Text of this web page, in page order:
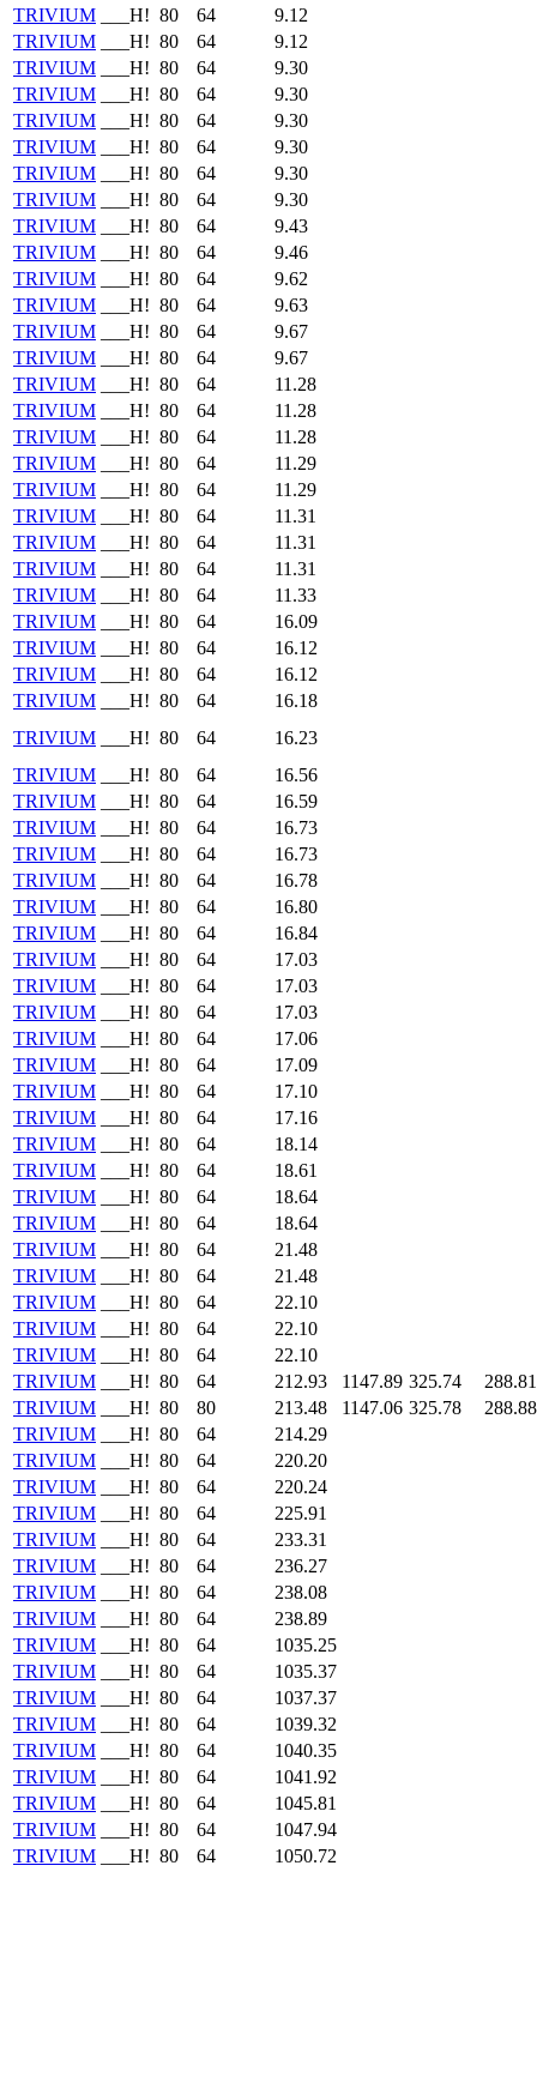
TRIVIUM
___H! 80 64
9.12
TRIVIUM
___H! 80 64
9.12
TRIVIUM
___H! 80 64
9.30
TRIVIUM
___H! 80 64
9.30
TRIVIUM
___H! 80 64
9.30
TRIVIUM
___H! 80 64
9.30
TRIVIUM
___H! 80 64
9.30
TRIVIUM
___H! 80 64
9.30
TRIVIUM
___H! 80 64
9.43
TRIVIUM
___H! 80 64
9.46
TRIVIUM
___H! 80 64
9.62
TRIVIUM
___H! 80 64
9.63
TRIVIUM
___H! 80 64
9.67
TRIVIUM
___H! 80 64
9.67
TRIVIUM
___H! 80 64
11.28
TRIVIUM
___H! 80 64
11.28
TRIVIUM
___H! 80 64
11.28
TRIVIUM
___H! 80 64
11.29
TRIVIUM
___H! 80 64
11.29
TRIVIUM
___H! 80 64
11.31
TRIVIUM
___H! 80 64
11.31
TRIVIUM
___H! 80 64
11.31
TRIVIUM
___H! 80 64
11.33
TRIVIUM
___H! 80 64
16.09
TRIVIUM
___H! 80 64
16.12
TRIVIUM
___H! 80 64
16.12
TRIVIUM
___H! 80 64
16.18
TRIVIUM
___H! 80 64
16.23
TRIVIUM
___H! 80 64
16.56
TRIVIUM
___H! 80 64
16.59
TRIVIUM
___H! 80 64
16.73
TRIVIUM
___H! 80 64
16.73
TRIVIUM
___H! 80 64
16.78
TRIVIUM
___H! 80 64
16.80
TRIVIUM
___H! 80 64
16.84
TRIVIUM
___H! 80 64
17.03
TRIVIUM
___H! 80 64
17.03
TRIVIUM
___H! 80 64
17.03
TRIVIUM
___H! 80 64
17.06
TRIVIUM
___H! 80 64
17.09
TRIVIUM
___H! 80 64
17.10
TRIVIUM
___H! 80 64
17.16
TRIVIUM
___H! 80 64
18.14
TRIVIUM
___H! 80 64
18.61
TRIVIUM
___H! 80 64
18.64
TRIVIUM
___H! 80 64
18.64
TRIVIUM
___H! 80 64
21.48
TRIVIUM
___H! 80 64
21.48
TRIVIUM
___H! 80 64
22.10
TRIVIUM
___H! 80 64
22.10
TRIVIUM
___H! 80 64
22.10
TRIVIUM
___H! 80 64 212.93 1147.89 325.74
288.81
TRIVIUM
___H! 80 80 213.48 1147.06 325.78
288.88
TRIVIUM
___H! 80 64
214.29
TRIVIUM
___H! 80 64
220.20
TRIVIUM
___H! 80 64
220.24
TRIVIUM
___H! 80 64
225.91
TRIVIUM
___H! 80 64
233.31
TRIVIUM
___H! 80 64
236.27
TRIVIUM
___H! 80 64
238.08
TRIVIUM
___H! 80 64
238.89
TRIVIUM
___H! 80 64
1035.25
TRIVIUM
___H! 80 64
1035.37
TRIVIUM
___H! 80 64
1037.37
TRIVIUM
___H! 80 64
1039.32
TRIVIUM
___H! 80 64
1040.35
TRIVIUM
___H! 80 64
1041.92
TRIVIUM
___H! 80 64
1045.81
TRIVIUM
___H! 80 64
1047.94
TRIVIUM
___H! 80 64 1050.72